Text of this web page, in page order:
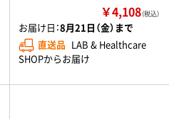
￥4,108（税込）
お届け日：8月21日（金）まで
直送品 LAB & Healthcare
SHOPからお届け